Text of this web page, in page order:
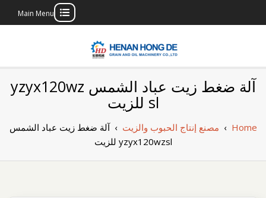
Main Menu
بناء مصنع إنتاج
الزيوت النباتية
الخاص بك
آلة ضغط زيت عباد الشمس yzyx120wz
sl للزيت
Home
› مصنع إنتاج الحبوب والزيت ›آلة ضغط زيت عباد الشمس
yzyx120wzsl للزيت